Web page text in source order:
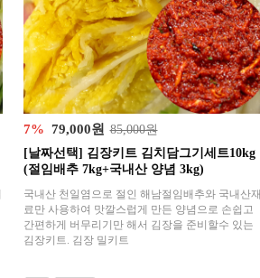
7% 79,000원 85,000원
[날짜선택] 김장키트 김치담그기세트10kg
(절임배추 7kg+국내산 양념 3kg)
국내산 천일염으로 절인 해남절임배추와 국내산재
료만 사용하여 맛깔스럽게 만든 양념으로 손쉽고
간편하게 버무리기만 해서 김장을 준비할수 있는
김장키트. 김장 밀키트